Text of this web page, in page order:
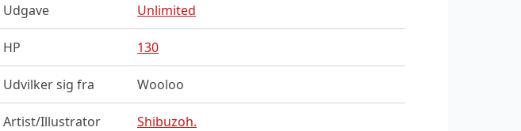
Udgave Unlimited
HP 130
Udvilker sig fra Wooloo
Artist/Illustrator Shibuzoh.